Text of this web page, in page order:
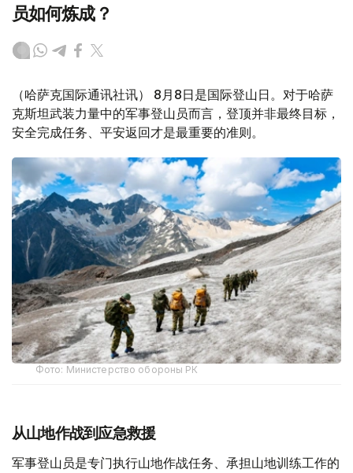
员如何炼成？
（哈萨克国际通讯社讯） 8月8日是国际登山日。对于哈萨
克斯坦武装力量中的军事登山员而言，登顶并非最终目标，
安全完成任务、平安返回才是最重要的准则。
Фото: Министерство обороны РК
从山地作战到应急救援
军事登山员是专门执行山地作战任务、承担山地训练工作的